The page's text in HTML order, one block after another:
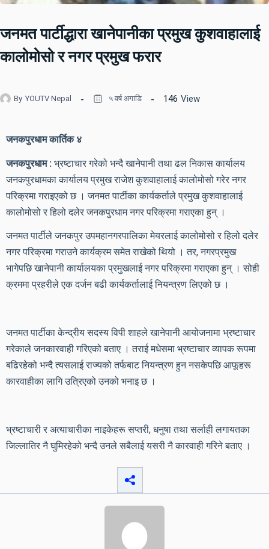
जनमत पार्टीद्धारा खानेपानीका प्रमुख कुशवाहालाई
कालोमोसो र नगर प्रमुख फरार
By YOUTV Nepal ५ वर्ष अगाडि 146 View
जनकपुरधाम कार्तिक ४
जनकपुरधाम : भ्रष्टाचार गरेको भन्दै खानेपानी तथा ढल निकास कार्यालय
जनकपुरधामका कार्यालय प्रमुख राजेश कुशवाहालाई कालोमोसो गरेर नगर
परिक्रमा गराइएको छ । जनमत पार्टीका कार्यकर्ताले प्रमुख कुशवाहालाई
कालोमोसो र हिलो दलेर जनकपुरधाम नगर परिक्रमा गराएका हुन् ।
जनमत पार्टीले जनकपुर उपमहानगरपालिका मेयरलाई कालोमोसो र हिलो दलेर
नगर परिक्रमा गराउने कार्यक्रम समेत राखेको थियो । तर, नगरप्रमुख
भागेपछि खानेपानी कार्यालयका प्रमुखलाई नगर परिक्रमा गराएका हुन् । सोही
क्रममा प्रहरीले एक दर्जन बढी कार्यकर्तालाई नियन्त्रण लिएको छ ।
जनमत पार्टीका केन्द्रीय सदस्य विपी शाहले खानेपानी आयोजनामा भ्रष्टाचार
गरेकाले जनकारवाही गरिएको बताए । तराई मधेसमा भ्रष्टाचार व्यापक रूपमा
बढिरहेको भन्दै त्यसलाई राज्यको तर्फबाट नियन्त्रण हुन नसकेपछि आफूहरू
कारवाहीका लागि उत्रिएको उनको भनाइ छ ।
भ्रष्टाचारी र अत्याचारीका नाइकेहरू सप्तरी, धनुषा तथा सर्लाही लगायतका
जिल्लातिर नै घुमिरहेको भन्दै उनले सबैलाई यसरी नै कारवाही गरिने बताए ।